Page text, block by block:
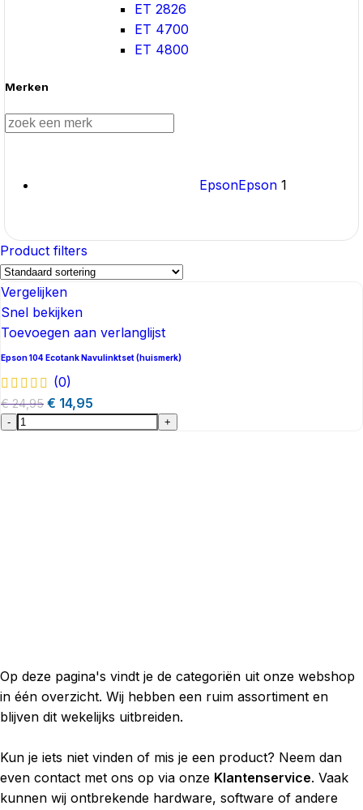
ET 2826
ET 4700
ET 4800
Merken
EpsonEpson 1
Product filters
Vergelijken
Snel bekijken
Toevoegen aan verlanglijst
Epson 104 Ecotank Navulinktset (huismerk)
(0)
€24,95 € 14,95
- +
Op deze pagina's vindt je de categoriën uit onze webshop
in één overzicht. Wij hebben een ruim assortiment en
blijven dit wekelijks uitbreiden.
Kun je iets niet vinden of mis je een product? Neem dan
even contact met ons op via onze Klantenservice. Vaak
kunnen wij ontbrekende hardware, software of andere